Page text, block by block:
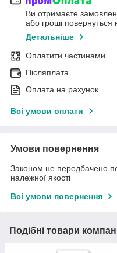
Ви отримаєте
або гроші повернуться
Детальніше
Оплатити частинами
Післяплата
Оплата на рахунок
Всі умови оплати
Умови повернення
Законом не передбачено
належної якості
Всі умови повернення
Подібні товари